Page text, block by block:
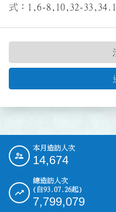
式：1,6-8,10,32-
::: 本月造訪人次
14,674
總造訪人次
(自93.07.26起)
7,799,079